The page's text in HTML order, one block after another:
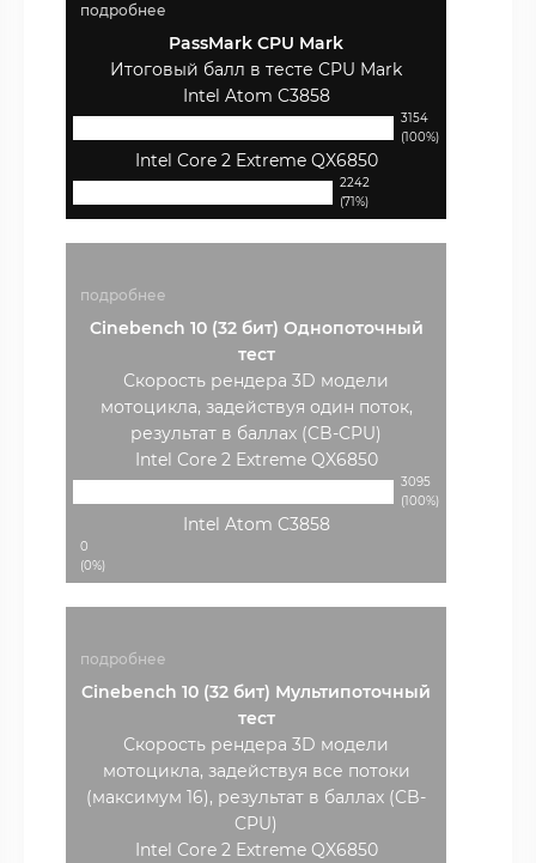
подробнее
PassMark CPU Mark
Итоговый балл в тесте CPU Mark
Intel Atom C3858
3154
(100%)
Intel Core 2 Extreme QX6850
2242
(71%)
подробнее
Cinebench 10 (32 бит) Однопоточный
тест
Скорость рендера 3D модели
мотоцикла, задействуя один поток,
результат в баллах (CB-CPU)
Intel Core 2 Extreme QX6850
3095
(100%)
Intel Atom C3858
0
(0%)
подробнее
Cinebench 10 (32 бит) Мультипоточный
тест
Скорость рендера 3D модели
мотоцикла, задействуя все потоки
(максимум 16), результат в баллах (CB-
CPU)
Intel Core 2 Extreme QX6850